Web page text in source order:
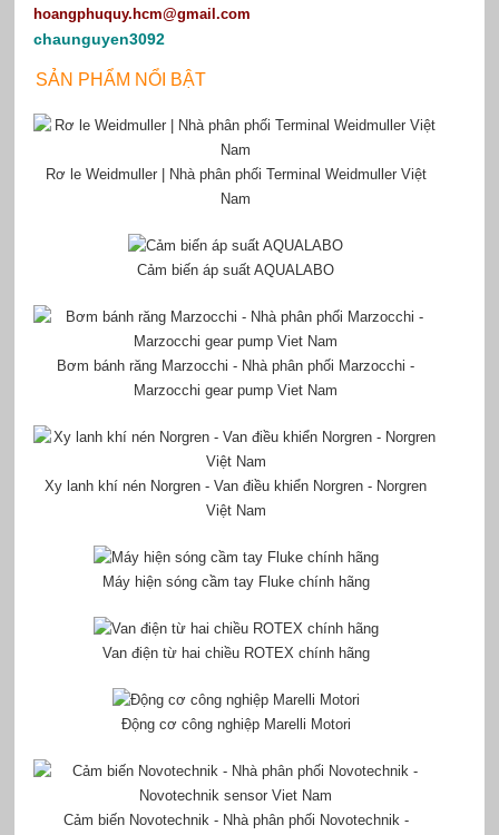
hoangphuquy.hcm@gmail.com
chaunguyen3092
SẢN PHẨM NỔI BẬT
Rơ le Weidmuller | Nhà phân phối Terminal Weidmuller Việt
Nam
Cảm biến áp suất AQUALABO
Bơm bánh răng Marzocchi - Nhà phân phối Marzocchi -
Marzocchi gear pump Viet Nam
Xy lanh khí nén Norgren - Van điều khiển Norgren - Norgren
Việt Nam
Máy hiện sóng cầm tay Fluke chính hãng
Van điện từ hai chiều ROTEX chính hãng
Động cơ công nghiệp Marelli Motori
Cảm biến Novotechnik - Nhà phân phối Novotechnik -